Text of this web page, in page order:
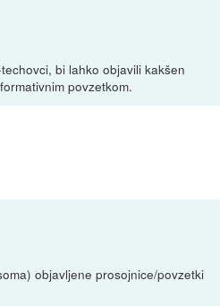
bi lahko objavili kakšen
povzetkom.
objavljene prosojnice/povzetki